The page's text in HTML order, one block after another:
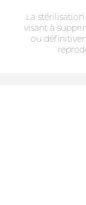
La
visant à
ou